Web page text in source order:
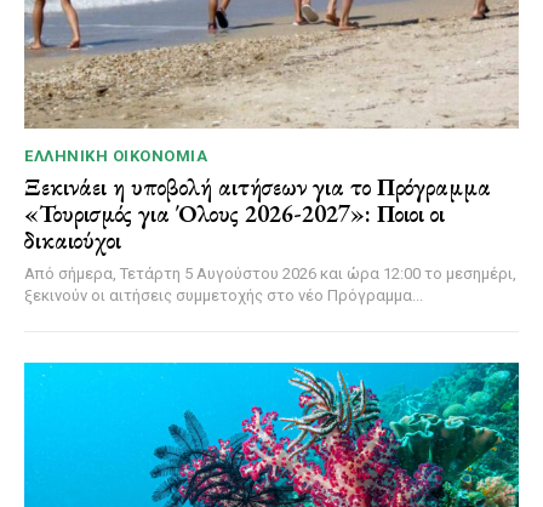
ΕΛΛΗΝΙΚΉ ΟΙΚΟΝΟΜΊΑ
Ξεκινάει η υποβολή αιτήσεων για το Πρόγραμμα
«Τουρισμός για Όλους 2026-2027»: Ποιοι οι
δικαιούχοι
Από σήμερα, Τετάρτη 5 Αυγούστου 2026 και ώρα 12:00 το μεσημέρι,
ξεκινούν οι αιτήσεις συμμετοχής στο νέο Πρόγραμμα...